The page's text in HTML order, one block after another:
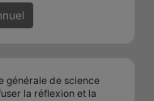
générale de science
la réflexion et la